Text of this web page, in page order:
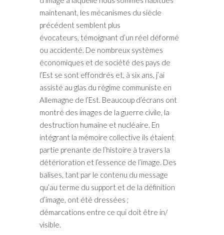
maintenant, les mécanismes du siècle
précédent semblent plus
évocateurs, témoignant d’un réel déformé
ou accidenté. De nombreux systèmes
économiques et de société des pays de
l’Est se sont effondrés et, à six ans, j’ai
assisté au glas du régime communiste en
Allemagne de l’Est. Beaucoup d’écrans ont
montré des images de la guerre civile, la
destruction humaine et nucléaire. En
intégrant la mémoire collective ils étaient
partie prenante de l’histoire à travers la
détérioration et l’essence de l’image. Des
balises, tant par le contenu du message
qu’au terme du support et de la définition
d’image, ont été dressées ;
démarcations entre ce qui doit être in/
visible.